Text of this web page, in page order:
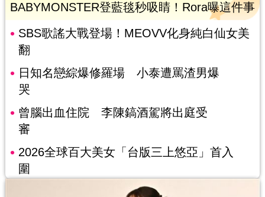
BABYMONSTER登藍毯秒吸睛！Rora曝這件事
SBS歌謠大戰登場！MEOVV化身純白仙女美
翻
日知名戀綜爆修羅場 小泰遭罵渣男爆
哭
曾腦出血住院 李陳鎬酒駕將出庭受
審
2026全球百大美女「台版三上悠亞」首入
圍